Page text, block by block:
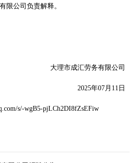
限公司负责解释。
大理市成汇劳务有限公司
2025年07月11日
s/-wgB5-pjLCh2DI8fZsEFiw